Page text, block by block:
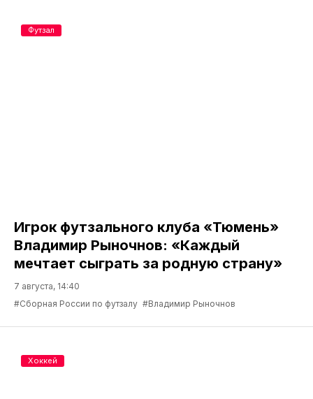
Игрок футзального клуба «Тюмень»
Владимир Рыночнов: «Каждый
мечтает сыграть за родную страну»
7 августа, 14:40
#Сборная России по футзалу #Владимир Рыночнов
Футзал
Хоккей